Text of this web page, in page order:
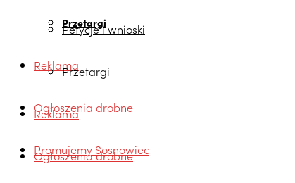
Przetargi
Reklama
Ogłoszenia drobne
Promujemy Sosnowiec
Petycje i wnioski
Przetargi
Reklama
Ogłoszenia drobne